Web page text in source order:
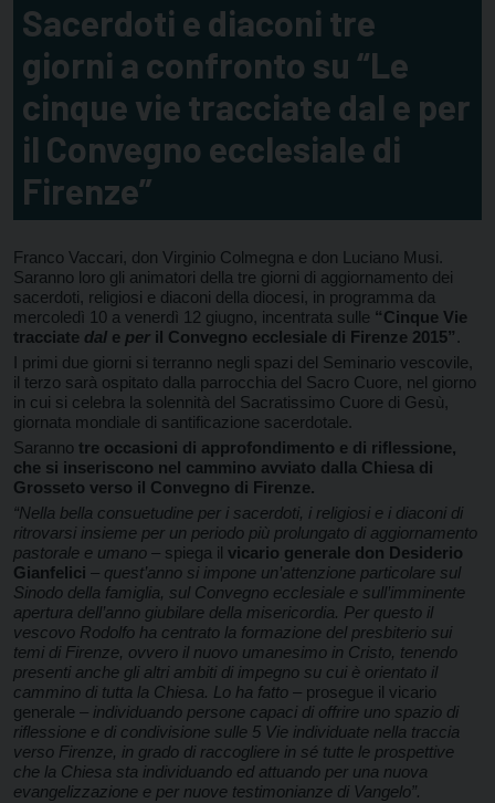
Sacerdoti e diaconi tre
giorni a confronto su “Le
cinque vie tracciate dal e per
il Convegno ecclesiale di
Firenze”
Franco Vaccari, don Virginio Colmegna e don Luciano Musi.
Saranno loro gli animatori della tre giorni di aggiornamento dei
sacerdoti, religiosi e diaconi della diocesi, in programma da
mercoledì 10 a venerdì 12 giugno, incentrata sulle “Cinque Vie
tracciate dal e per il Convegno ecclesiale di Firenze 2015” .
I primi due giorni si terranno negli spazi del Seminario vescovile,
il terzo sarà ospitato dalla parrocchia del Sacro Cuore, nel giorno
in cui si celebra la solennità del Sacratissimo Cuore di Gesù,
giornata mondiale di santificazione sacerdotale.
Saranno tre occasioni di approfondimento e di riflessione,
che si inseriscono nel cammino avviato dalla Chiesa di
Grosseto verso il Convegno di Firenze.
“Nella bella consuetudine per i sacerdoti, i religiosi e i diaconi di
ritrovarsi insieme per un periodo più prolungato di aggiornamento
pastorale e umano – spiega il vicario generale don Desiderio
Gianfelici – quest’anno si impone un’attenzione particolare sul
Sinodo della famiglia, sul Convegno ecclesiale e sull’imminente
apertura dell’anno giubilare della misericordia. Per questo il
vescovo Rodolfo ha centrato la formazione del presbiterio sui
temi di Firenze, ovvero il nuovo umanesimo in Cristo, tenendo
presenti anche gli altri ambiti di impegno su cui è orientato il
cammino di tutta la Chiesa. Lo ha fatto – prosegue il vicario
generale – individuando persone capaci di offrire uno spazio di
riflessione e di condivisione sulle 5 Vie individuate nella traccia
verso Firenze, in grado di raccogliere in sé tutte le prospettive
che la Chiesa sta individuando ed attuando per una nuova
evangelizzazione e per nuove testimonianze di Vangelo”.